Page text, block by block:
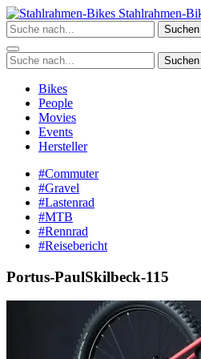
Zum
Inhalt
springen
Stahlrahmen-
Suchen
Suchen
Bikes
People
Movies
Events
Hersteller
#Commuter
#Gravel
#Lastenrad
#MTB
#Rennrad
#Reisebericht
Portus-PaulSkilbeck-115